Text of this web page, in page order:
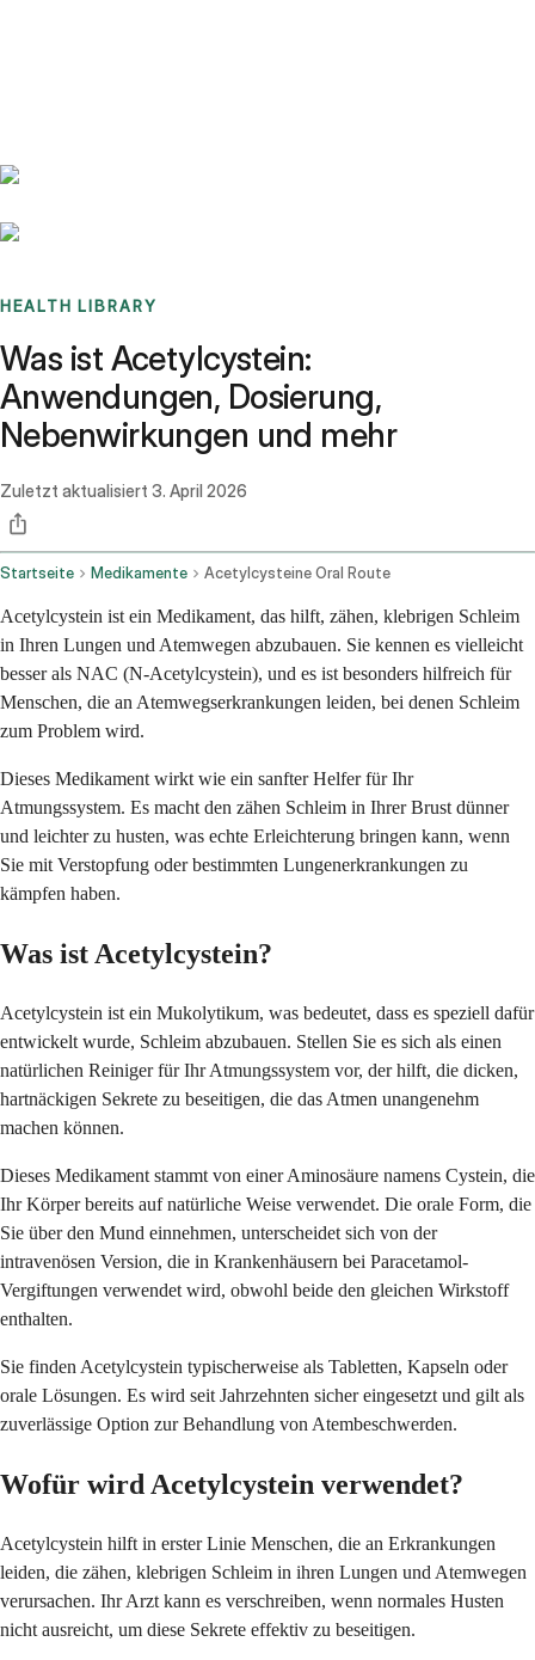
HEALTH LIBRARY
Was ist Acetylcystein:
Anwendungen, Dosierung,
Nebenwirkungen und mehr
Zuletzt aktualisiert 3. April 2026
Startseite Medikamente Acetylcysteine Oral Route
Acetylcystein ist ein Medikament, das hilft, zähen, klebrigen Schleim
in Ihren Lungen und Atemwegen abzubauen. Sie kennen es vielleicht
besser als NAC (N-Acetylcystein), und es ist besonders hilfreich für
Menschen, die an Atemwegserkrankungen leiden, bei denen Schleim
zum Problem wird.
Dieses Medikament wirkt wie ein sanfter Helfer für Ihr
Atmungssystem. Es macht den zähen Schleim in Ihrer Brust dünner
und leichter zu husten, was echte Erleichterung bringen kann, wenn
Sie mit Verstopfung oder bestimmten Lungenerkrankungen zu
kämpfen haben.
Was ist Acetylcystein?
Acetylcystein ist ein Mukolytikum, was bedeutet, dass es speziell dafür
entwickelt wurde, Schleim abzubauen. Stellen Sie es sich als einen
natürlichen Reiniger für Ihr Atmungssystem vor, der hilft, die dicken,
hartnäckigen Sekrete zu beseitigen, die das Atmen unangenehm
machen können.
Dieses Medikament stammt von einer Aminosäure namens Cystein, die
Ihr Körper bereits auf natürliche Weise verwendet. Die orale Form, die
Sie über den Mund einnehmen, unterscheidet sich von der
intravenösen Version, die in Krankenhäusern bei Paracetamol-
Vergiftungen verwendet wird, obwohl beide den gleichen Wirkstoff
enthalten.
Sie finden Acetylcystein typischerweise als Tabletten, Kapseln oder
orale Lösungen. Es wird seit Jahrzehnten sicher eingesetzt und gilt als
zuverlässige Option zur Behandlung von Atembeschwerden.
Wofür wird Acetylcystein verwendet?
Acetylcystein hilft in erster Linie Menschen, die an Erkrankungen
leiden, die zähen, klebrigen Schleim in ihren Lungen und Atemwegen
verursachen. Ihr Arzt kann es verschreiben, wenn normales Husten
nicht ausreicht, um diese Sekrete effektiv zu beseitigen.